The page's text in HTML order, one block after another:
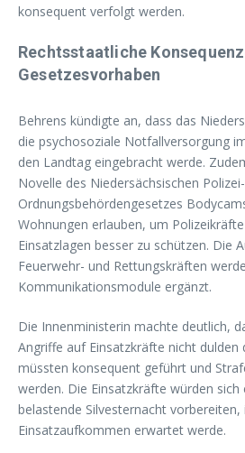
konsequent verfolgt werden.
Rechtsstaatliche
Gesetzesvorhaben
Behrens kündigte an, dass das
die psychosoziale Notfallversorgung
den Landtag eingebracht werde.
Novelle des Niedersächsischen
Ordnungsbehördengesetzes
Wohnungen erlauben, um
Einsatzlagen besser zu schützen. Die
Feuerwehr- und Rettungskräften
Kommunikationsmodule ergänzt.
Die Innenministerin machte deutlich,
Angriffe auf Einsatzkräfte nicht dulden
müssten konsequent geführt und
werden. Die Einsatzkräfte würden sich
belastende Silvesternacht
Einsatzaufkommen erwartet werde.